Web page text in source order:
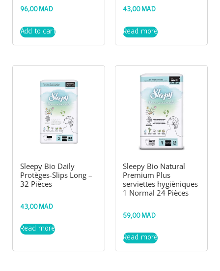
96,00 MAD
Add to cart
43,00 MAD
Read more
Sleepy Bio Daily
Protèges-Slips Long –
32 Pièces
43,00 MAD
Read more
Sleepy Bio Natural
Premium Plus
serviettes hygièniques
1 Normal 24 Pièces
59,00 MAD
Read more